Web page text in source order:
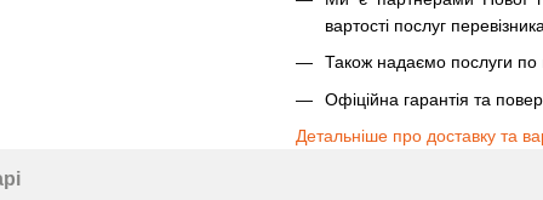
вартості послуг
Також надаємо послуги по
Офіційна гарантія та
Детальніше про доставку та